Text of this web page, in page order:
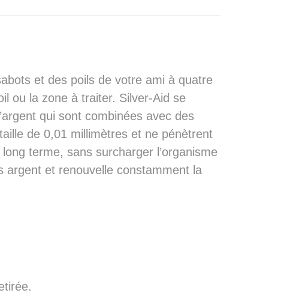
et des poils de votre ami à quatre
ou la zone à traiter. Silver-Aid se
qui sont combinées avec des
de 0,01 millimètres et ne pénètrent
terme, sans surcharger l’organisme
argent et renouvelle constamment la